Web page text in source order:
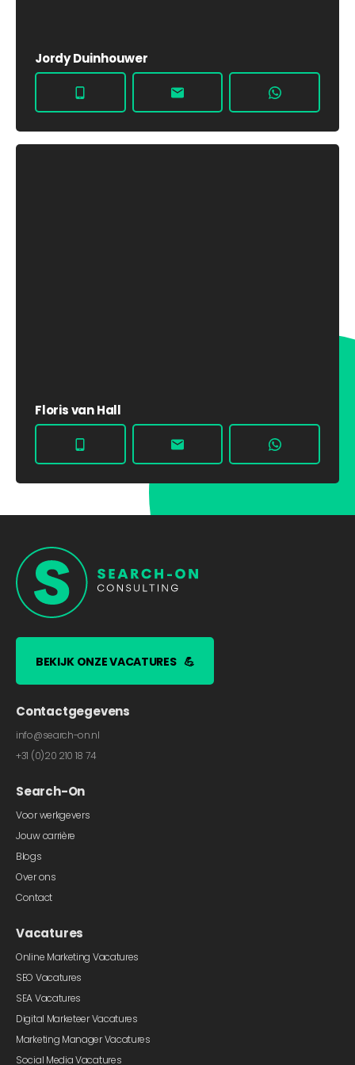
Jordy Duinhouwer
Floris van Hall
BEKIJK ONZE VACATURES 💪
Contactgegevens
info@search-on.nl
+31 (0)20 210 18 74
Search-On
Voor werkgevers
Jouw carrière
Blogs
Over ons
Contact
Vacatures
Online Marketing Vacatures
SEO Vacatures
SEA Vacatures
Digital Marketeer Vacatures
Marketing Manager Vacatures
Social Media Vacatures